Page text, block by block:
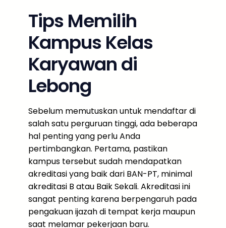
Tips Memilih
Kampus Kelas
Karyawan di
Lebong
Sebelum memutuskan untuk mendaftar di
salah satu perguruan tinggi, ada beberapa
hal penting yang perlu Anda
pertimbangkan. Pertama, pastikan
kampus tersebut sudah mendapatkan
akreditasi yang baik dari BAN-PT, minimal
akreditasi B atau Baik Sekali. Akreditasi ini
sangat penting karena berpengaruh pada
pengakuan ijazah di tempat kerja maupun
saat melamar pekerjaan baru.